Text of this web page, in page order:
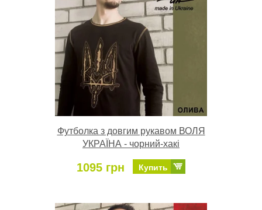
Футболка з довгим рукавом ВОЛЯ
УКРАЇНА - чорний-хакі
1095 грн Купить